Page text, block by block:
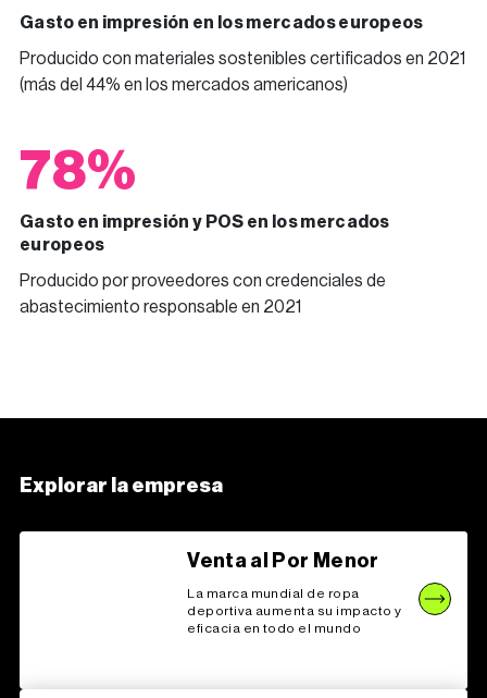
Gasto en impresión en los mercados europeos
Producido con materiales sostenibles certificados en 2021
(más del 44% en los mercados americanos)
78%
Gasto en impresión y POS en los mercados
europeos
Producido por proveedores con credenciales de
abastecimiento responsable en 2021
Explorar la empresa
Venta al Por Menor
La marca mundial de ropa
deportiva aumenta su impacto y
eficacia en todo el mundo